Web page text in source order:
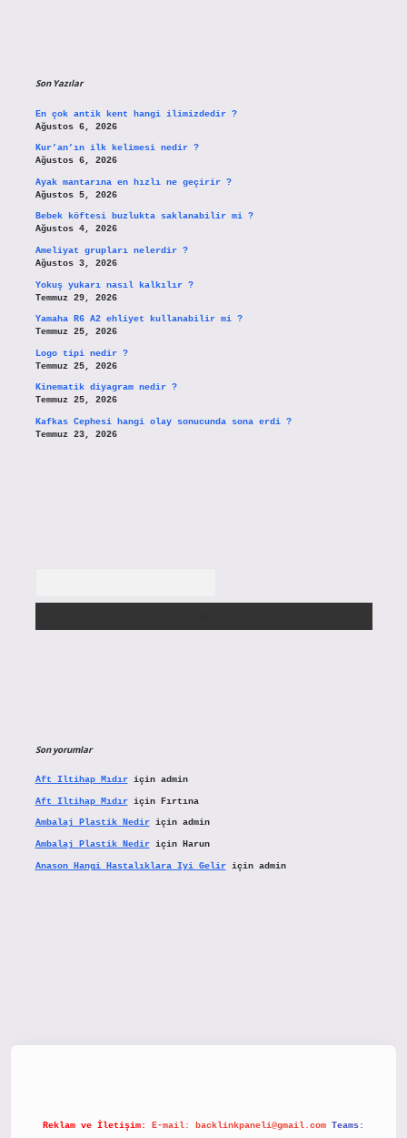
Son Yazılar
En çok antik kent hangi ilimizdedir ?
Ağustos 6, 2026
Kur’an’ın ilk kelimesi nedir ?
Ağustos 6, 2026
Ayak mantarına en hızlı ne geçirir ?
Ağustos 5, 2026
Bebek köftesi buzlukta saklanabilir mi ?
Ağustos 4, 2026
Ameliyat grupları nelerdir ?
Ağustos 3, 2026
Yokuş yukarı nasıl kalkılır ?
Temmuz 29, 2026
Yamaha R6 A2 ehliyet kullanabilir mi ?
Temmuz 25, 2026
Logo tipi nedir ?
Temmuz 25, 2026
Kinematik diyagram nedir ?
Temmuz 25, 2026
Kafkas Cephesi hangi olay sonucunda sona erdi ?
Temmuz 23, 2026
Son yorumlar
Aft Iltihap Mıdıriçin admin
Aft Iltihap Mıdıriçin Fırtına
Ambalaj Plastik Nediriçin admin
Ambalaj Plastik Nediriçin Harun
Anason Hangi Hastalıklara Iyi Geliriçin admin
Reklam ve İletişim: E-mail: backlinkpaneli@gmail.com Teams: